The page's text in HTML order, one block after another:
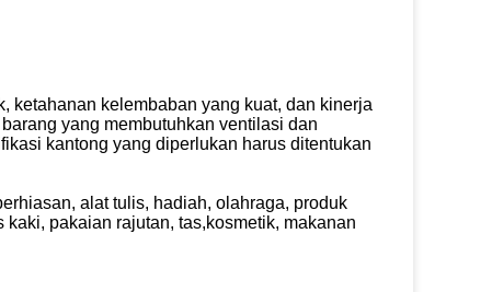
ketahanan kelembaban yang kuat, dan kinerja
yang membutuhkan ventilasi dan
kantong yang diperlukan harus ditentukan
alat tulis, hadiah, olahraga, produk
pakaian rajutan, tas,kosmetik, makanan